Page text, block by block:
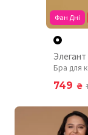
Фан Дні
Бра для
749 ₴